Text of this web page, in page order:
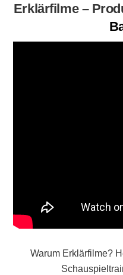
Erklärfilme –
Warum Erklärfilme?